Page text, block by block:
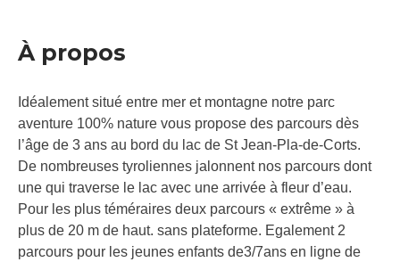
À propos
Idéalement situé entre mer et montagne notre parc
aventure 100% nature vous propose des parcours dès
l’âge de 3 ans au bord du lac de St Jean-Pla-de-Corts.
De nombreuses tyroliennes jalonnent nos parcours dont
une qui traverse le lac avec une arrivée à fleur d’eau.
Pour les plus téméraires deux parcours « extrême » à
plus de 20 m de haut. sans plateforme. Egalement 2
parcours pour les jeunes enfants de3/7ans en ligne de